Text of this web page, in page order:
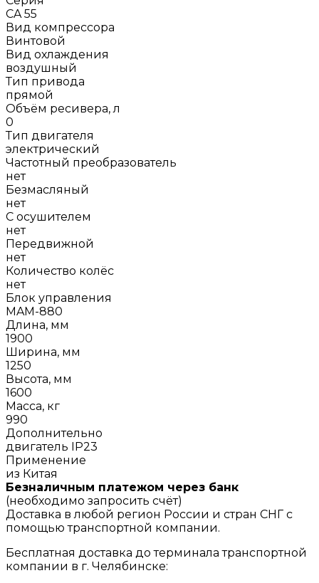
CA 55
Вид компрессора
Винтовой
Вид охлаждения
воздушный
Тип привода
прямой
Объём ресивера, л
0
Тип двигателя
электрический
Частотный преобразователь
нет
Безмасляный
нет
С осушителем
нет
Передвижной
нет
Количество колёс
нет
Блок управления
MAM-880
Длина, мм
1900
Ширина, мм
1250
Высота, мм
1600
Масса, кг
990
Дополнительно
двигатель IP23
Применение
из Китая
Безналичным платежом через банк
(необходимо запросить счёт)
Доставка в любой регион России и стран СНГ с
помощью транспортной компании.
Бесплатная доставка до терминала транспортной
компании в г. Челябинске: